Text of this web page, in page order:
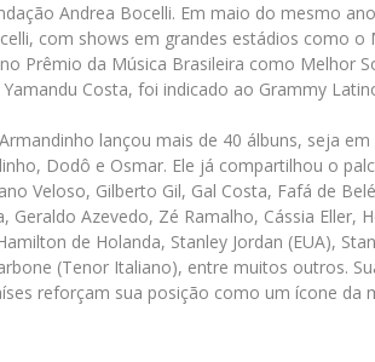
Andrea Bocelli. Em maio do mesmo
com shows em grandes estádios como o
Prêmio da Música Brasileira como Melhor
Costa, foi indicado ao Grammy
lançou mais de 40 álbuns, seja
Dodô e Osmar. Ele já compartilhou o
Veloso, Gilberto Gil, Gal Costa, Fafá de
Azevedo, Zé Ramalho, Cássia Eller,
de Holanda, Stanley Jordan (EUA),
(Tenor Italiano), entre muitos outros.
reforçam sua posição como um ícone da